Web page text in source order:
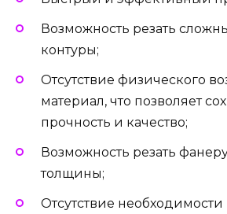
Возможность резать
контуры;
Отсутствие физического
материал, что позволяет
прочность и качество;
Возможность резать
толщины;
Отсутствие